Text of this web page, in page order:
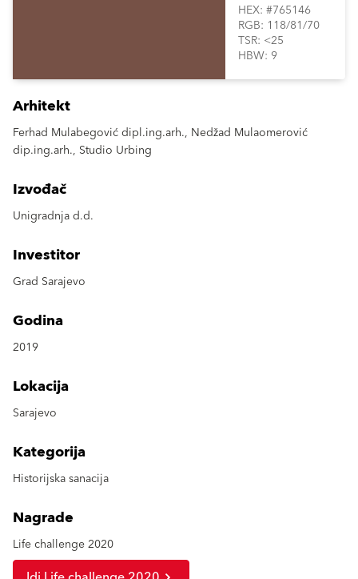
HEX: #765146
RGB: 118/81/70
TSR: <25
HBW: 9
Arhitekt
Ferhad Mulabegović dipl.ing.arh., Nedžad Mulaomerović
dip.ing.arh., Studio Urbing
Izvođač
Unigradnja d.d.
Investitor
Grad Sarajevo
Godina
2019
Lokacija
Sarajevo
Kategorija
Historijska sanacija
Nagrade
Life challenge 2020